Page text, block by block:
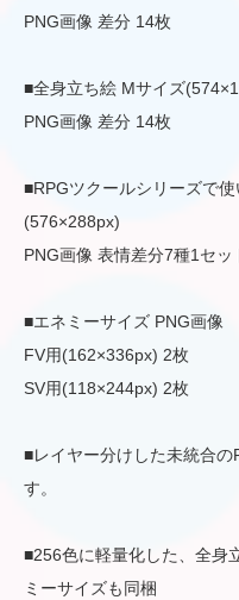
PNG画像 差分 14枚
■全身立ち絵 Mサイズ
PNG画像 差分 14枚
■RPGツクールシリーズで
(576×288px)
PNG画像 表情差分7種1セッ
■エネミーサイズ PNG画像
FV用(162×336px) 2枚
SV用(118×244px) 2枚
■レイヤー分けした未統合
す。
■256色に軽量化した、全身
ミーサイズも同梱